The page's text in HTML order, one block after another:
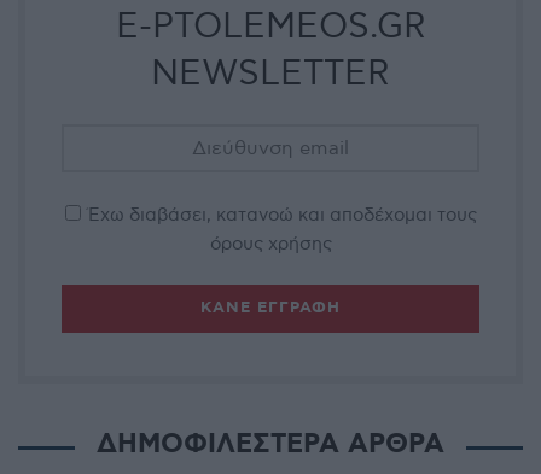
E-PTOLEMEOS.GR
NEWSLETTER
Έχω διαβάσει, κατανοώ και αποδέχομαι τους
όρους χρήσης
ΔΗΜΟΦΙΛΕΣΤΕΡΑ ΑΡΘΡΑ